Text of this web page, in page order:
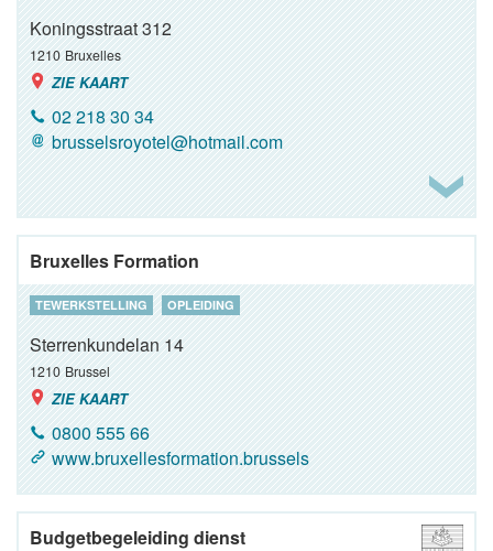
Koningsstraat 312
1210 Bruxelles
ZIE KAART
02 218 30 34
brusselsroyotel@hotmail.com
Bruxelles Formation
TEWERKSTELLING OPLEIDING
Sterrenkundelan 14
1210 Brussel
ZIE KAART
0800 555 66
www.bruxellesformation.brussels
Budgetbegeleiding dienst